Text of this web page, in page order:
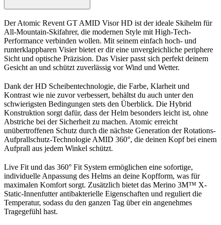
Der Atomic Revent GT AMID Visor HD ist der ideale Skihelm für
All-Mountain-Skifahrer, die modernen Style mit High-Tech-
Performance verbinden wollen. Mit seinem einfach hoch- und
runterklappbaren Visier bietet er dir eine unvergleichliche periphere
Sicht und optische Präzision. Das Visier passt sich perfekt deinem
Gesicht an und schützt zuverlässig vor Wind und Wetter.
Dank der HD Scheibentechnologie, die Farbe, Klarheit und
Kontrast wie nie zuvor verbessert, behältst du auch unter den
schwierigsten Bedingungen stets den Überblick. Die Hybrid
Konstruktion sorgt dafür, dass der Helm besonders leicht ist, ohne
Abstriche bei der Sicherheit zu machen. Atomic erreicht
unübertroffenen Schutz durch die nächste Generation der Rotations-
Aufprallschutz-Technologie AMID 360°, die deinen Kopf bei einem
Aufprall aus jedem Winkel schützt.
Live Fit und das 360° Fit System ermöglichen eine sofortige,
individuelle Anpassung des Helms an deine Kopfform, was für
maximalen Komfort sorgt. Zusätzlich bietet das Merino 3M™ X-
Static-Innenfutter antibakterielle Eigenschaften und reguliert die
Temperatur, sodass du den ganzen Tag über ein angenehmes
Tragegefühl hast.